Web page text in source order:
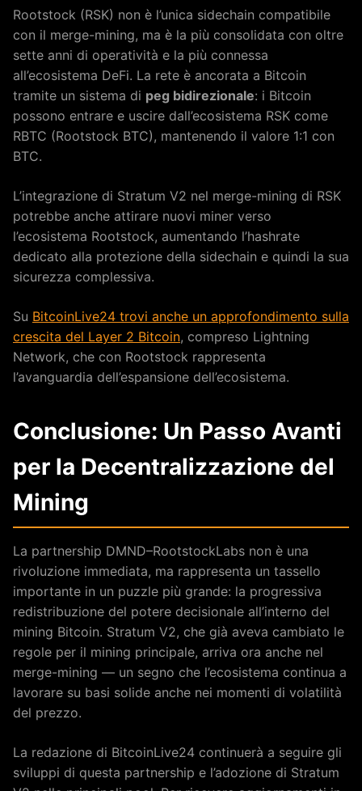
Rootstock (RSK) non è l’unica sidechain compatibile
con il merge-mining, ma è la più consolidata con oltre
sette anni di operatività e la più connessa
all’ecosistema DeFi. La rete è ancorata a Bitcoin
tramite un sistema di peg bidirezionale: i Bitcoin
possono entrare e uscire dall’ecosistema RSK come
RBTC (Rootstock BTC), mantenendo il valore 1:1 con
BTC.
L’integrazione di Stratum V2 nel merge-mining di RSK
potrebbe anche attirare nuovi miner verso
l’ecosistema Rootstock, aumentando l’hashrate
dedicato alla protezione della sidechain e quindi la sua
sicurezza complessiva.
Su BitcoinLive24 trovi anche un approfondimento sulla
crescita del Layer 2 Bitcoin, compreso Lightning
Network, che con Rootstock rappresenta
l’avanguardia dell’espansione dell’ecosistema.
Conclusione: Un Passo Avanti
per la Decentralizzazione del
Mining
La partnership DMND–RootstockLabs non è una
rivoluzione immediata, ma rappresenta un tassello
importante in un puzzle più grande: la progressiva
redistribuzione del potere decisionale all’interno del
mining Bitcoin. Stratum V2, che già aveva cambiato le
regole per il mining principale, arriva ora anche nel
merge-mining — un segno che l’ecosistema continua a
lavorare su basi solide anche nei momenti di volatilità
del prezzo.
La redazione di BitcoinLive24 continuerà a seguire gli
sviluppi di questa partnership e l’adozione di Stratum